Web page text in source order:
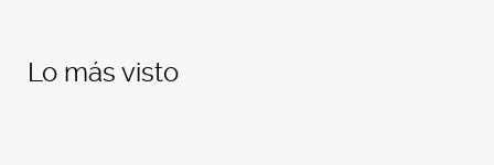
Lo más visto